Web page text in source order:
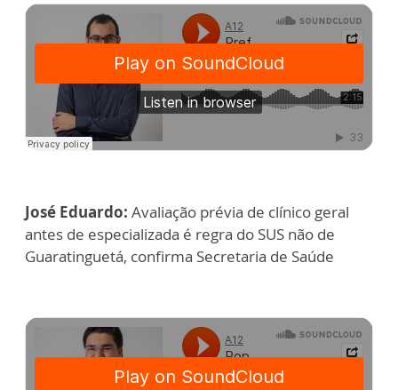
José Eduardo: Avaliação prévia de clínico geral
antes de especializada é regra do SUS não de
Guaratinguetá, confirma Secretaria de Saúde